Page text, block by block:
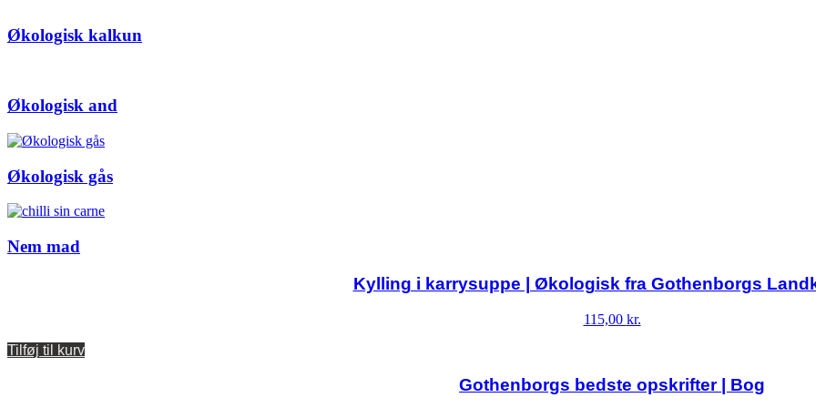
Økologisk kalkun
Økologisk and
Økologisk gås
Nem mad
Kylling i karrysuppe | Økologisk fra Gothenborgs
115,00 kr.
Tilføj til kurv
Gothenborgs bedste opskrifter | Bog